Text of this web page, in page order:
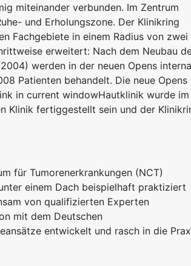
miteinander verbunden. Im Zentrum
und Erholungszone. Der Klinikring
Fachgebiete in einem Radius von zwei
erweitert: Nach dem Neubau
werden in der neuen Opens
Patienten behandelt. Die neue Opens
in current windowHautklinik wurde im
Klinik fertiggestellt sein und der
für Tumorenerkrankungen (NCT)
einem Dach beispielhaft praktiziert
von qualifizierten Experten
mit dem Deutschen
entwickelt und rasch in die